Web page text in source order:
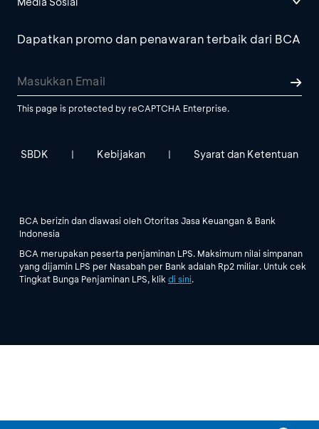
Dapatkan promo dan penawaran terbaik dari BCA
This page is protected by reCAPTCHA Enterprise.
SBDK | Kebijakan | Syarat dan Ketentuan
BCA berizin dan diawasi oleh Otoritas Jasa Keuangan & Bank
Indonesia
BCA merupakan peserta penjaminan LPS. Maksimum nilai simpanan
yang dijamin LPS per Nasabah per Bank adalah Rp2 miliar. Untuk cek
Tingkat Bunga Penjaminan LPS, klik di sini.